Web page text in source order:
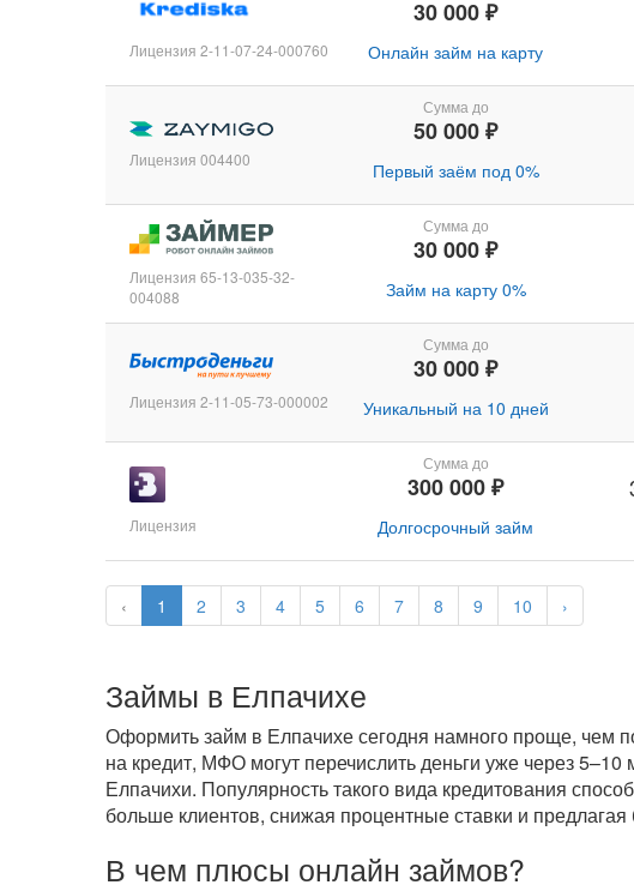
‹ 1 2 3 4 5 6 7 8 9 10 ›
Лицензия 2-11-07-24-000760
30 000 ₽
Онлайн займ на карту
Лицензия 004400
Сумма до
50 000 ₽
Первый заём под 0%
Лицензия 65-13-035-32-
004088
Сумма до
30 000 ₽
Займ на карту 0%
Лицензия 2-11-05-73-000002
Сумма до
30 000 ₽
Уникальный на 10 дней
Лицензия
Сумма до
300 000 ₽
Долгосрочный займ
Займы в Елпачихе
Оформить займ в Елпачихе сегодня намного проще, чем
на кредит, МФО могут перечислить деньги уже через
Елпачихи. Популярность такого вида кредитования
больше клиентов, снижая процентные ставки и
В чем плюсы онлайн займов?